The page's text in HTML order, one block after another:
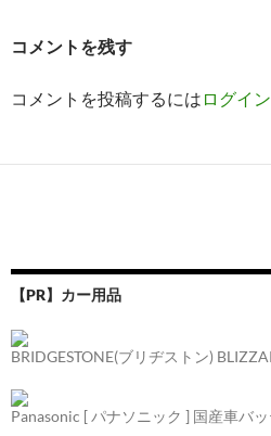
ョ
ン
コメントを残す
コメントを投稿するには ログイン
【PR】カー用品
BRIDGESTONE(ブリヂストン)
Panasonic [ パナソニック ] 国産車バ